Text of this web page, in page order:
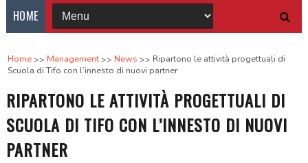
HOME
Home Management News
Ripartono le attività progettuali di
Scuola di Tifo con l’innesto di nuovi partner
RIPARTONO LE ATTIVITÀ PROGETTUALI DI
SCUOLA DI TIFO CON L’INNESTO DI NUOVI
PARTNER